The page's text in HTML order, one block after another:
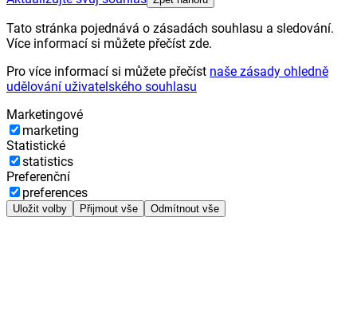
Tato stránka pojednává o zásadách souhlasu a sledování.
Více informací si můžete přečíst zde.
Pro více informací si můžete přečíst naše zásady ohledně
udělování uživatelského souhlasu
Marketingové
marketing
Statistické
statistics
Preferenční
preferences
Uložit volby Přijmout vše Odmítnout vše